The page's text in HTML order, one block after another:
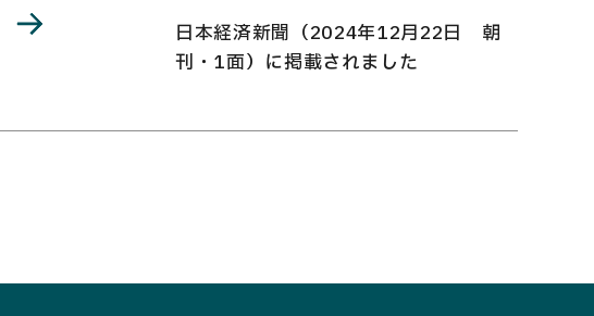
日本経済新聞（2024年12月22日 朝
刊・1面）に掲載されました